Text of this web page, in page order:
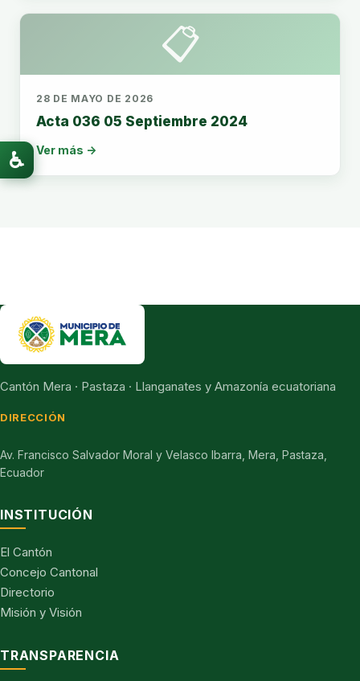
📋
28 DE MAYO DE 2026
Acta 036 05 Septiembre 2024
Ver más →
Cantón Mera · Pastaza · Llanganates y Amazonía ecuatoriana
DIRECCIÓN
Av. Francisco Salvador Moral y Velasco Ibarra, Mera, Pastaza,
Ecuador
INSTITUCIÓN
El Cantón
Concejo Cantonal
Directorio
Misión y Visión
TRANSPARENCIA
♿